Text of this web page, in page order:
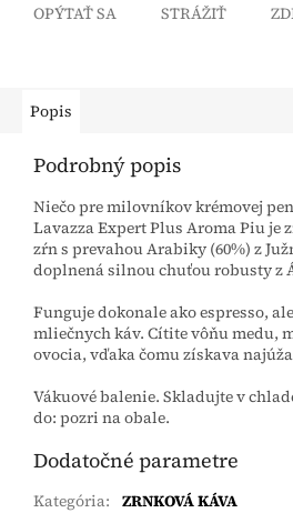
OPÝTAŤ SA STRÁŽIŤ
Popis
Podrobný popis
Niečo pre milovníkov krémovej
Lavazza Expert Plus Aroma Piu je
zŕn s prevahou Arabiky (60%) z
doplnená silnou chuťou robusty z
Funguje dokonale ako espresso,
mliečnych káv. Cítite vôňu medu,
ovocia, vďaka čomu získava
Vákuové balenie. Skladujte v
do: pozri na obale.
Dodatočné parametre
Kategória: ZRNKOVÁ KÁVA